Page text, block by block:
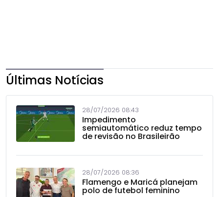
Últimas Notícias
28/07/2026 08:43
Impedimento
semiautomático reduz tempo
de revisão no Brasileirão
28/07/2026 08:36
Flamengo e Maricá planejam
polo de futebol feminino